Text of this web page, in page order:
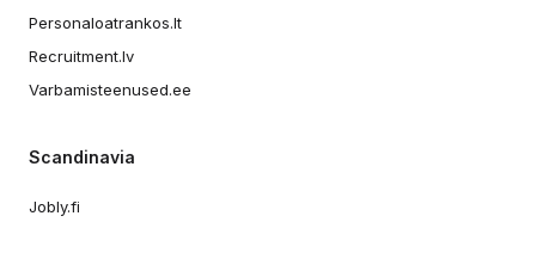
Personaloatrankos.lt
Recruitment.lv
Varbamisteenused.ee
Scandinavia
Jobly.fi